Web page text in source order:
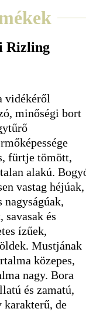
Rizling
vidékéről
minőségi bort
fürtje tömött,
alakú.
vastag héjúak,
nagyságúak,
savasak és
ízűek,
Mustjának
közepes,
nagy. Bora
és zamatú,
karakterű, de